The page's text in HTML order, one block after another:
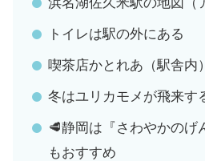
トイレは駅の外にある
喫茶店かとれあ（駅舎内）
冬はユリカモメが飛来す
🥩静岡は『さわやかのげ
もおすすめ